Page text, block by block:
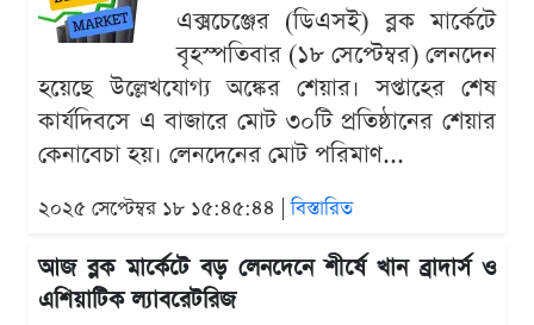
এক্সচেঞ্জের (ডিএসই) ব্লক মার্কেটে
বৃহস্পতিবার (১৮ সেপ্টেম্বর) লেনদেন
হয়েছে উল্লেখযোগ্য অঙ্কের শেয়ার। সপ্তাহের শেষ
কার্যদিবসে এ বাজারে মোট ৩০টি প্রতিষ্ঠানের শেয়ার
কেনাবেচা হয়। লেনদেনের মোট পরিমাণ...
২০২৫ সেপ্টেম্বর ১৮ ১৫:৪৫:৪৪ |বিস্তারিত
আজ ব্লক মার্কেটে বড় লেনদেনে শীর্ষে খান ব্রাদার্স ও
এশিয়াটিক ল্যাবরেটরিজ